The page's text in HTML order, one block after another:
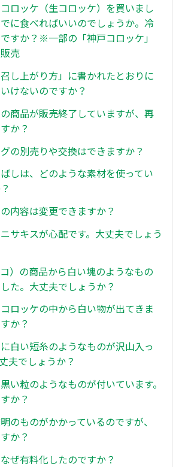
ロッケ（生コロッケ）を買いまし
に食べればいいのでしょうか。冷
すか？※一部の「神戸コロッケ」
売
召し上がり方」に書かれたとおりに
けないのですか？
商品が販売終了していますが、再
か？
の別売りや交換はできますか？
しは、どのような素材を使ってい
内容は変更できますか？
サキスが心配です。大丈夫でしょう
）の商品から白い塊のようなもの
た。大丈夫でしょうか？
ロッケの中から白い物が出てきま
か？
白い短糸のようなものが沢山入っ
夫でしょうか？
い粒のようなものが付いています。
か？
のものがかかっているのですが、
か？
ぜ有料化したのですか？